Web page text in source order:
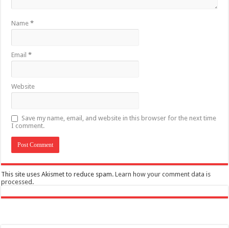
Name*
Email*
Website
Save my name, email, and website in this browser for the next time
I comment.
This site uses Akismet to reduce spam.Learn how your comment data is
processed .